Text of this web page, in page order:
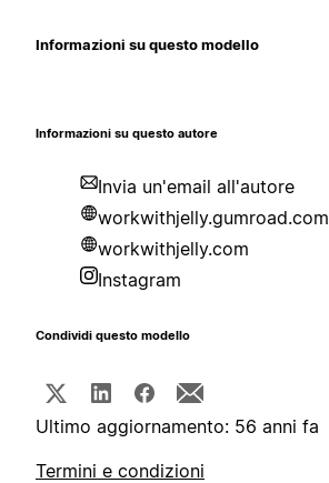
Informazioni su questo modello
Informazioni su questo autore
Invia un'email all'autore
workwithjelly.gumroad.com
workwithjelly.com
Instagram
Condividi questo modello
Ultimo aggiornamento: 56 anni fa
Termini e condizioni